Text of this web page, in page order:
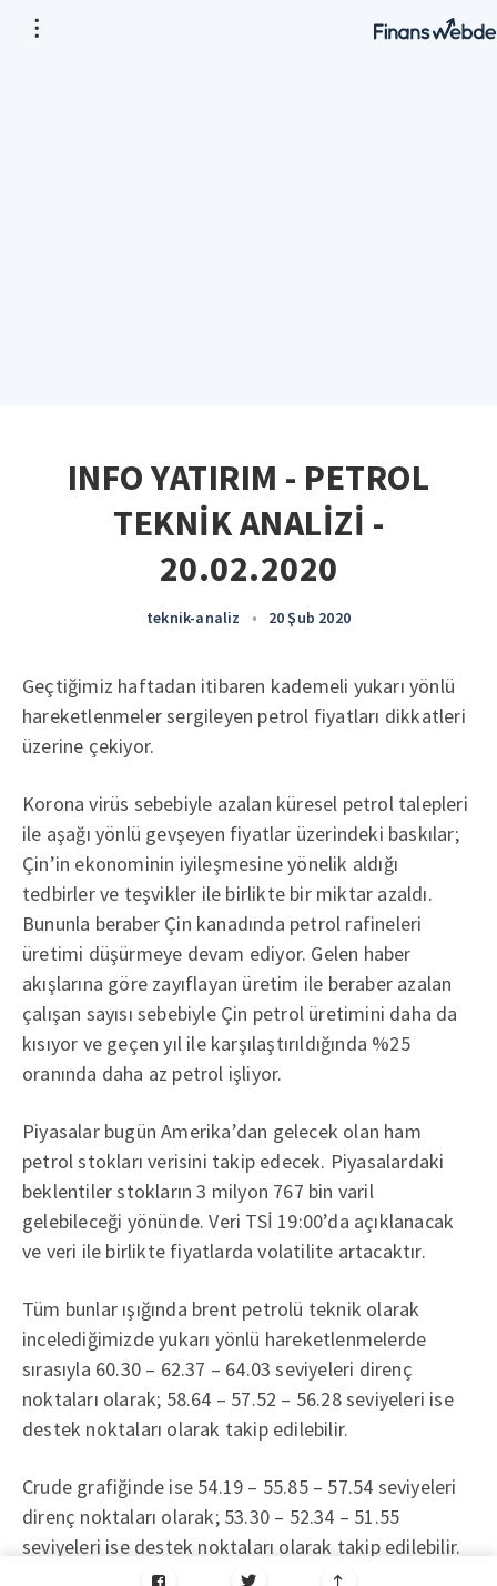
INFO YATIRIM - PETROL
TEKNİK ANALİZİ -
20.02.2020
teknik-analiz • 20 Şub 2020
Geçtiğimiz haftadan itibaren kademeli yukarı yönlü
hareketlenmeler sergileyen petrol fiyatları dikkatleri
üzerine çekiyor.
Korona virüs sebebiyle azalan küresel petrol talepleri
ile aşağı yönlü gevşeyen fiyatlar üzerindeki baskılar;
Çin’in ekonominin iyileşmesine yönelik aldığı
tedbirler ve teşvikler ile birlikte bir miktar azaldı.
Bununla beraber Çin kanadında petrol rafineleri
üretimi düşürmeye devam ediyor. Gelen haber
akışlarına göre zayıflayan üretim ile beraber azalan
çalışan sayısı sebebiyle Çin petrol üretimini daha da
kısıyor ve geçen yıl ile karşılaştırıldığında %25
oranında daha az petrol işliyor.
Piyasalar bugün Amerika’dan gelecek olan ham
petrol stokları verisini takip edecek. Piyasalardaki
beklentiler stokların 3 milyon 767 bin varil
gelebileceği yönünde. Veri TSİ 19:00’da açıklanacak
ve veri ile birlikte fiyatlarda volatilite artacaktır.
Tüm bunlar ışığında brent petrolü teknik olarak
incelediğimizde yukarı yönlü hareketlenmelerde
sırasıyla 60.30 – 62.37 – 64.03 seviyeleri direnç
noktaları olarak; 58.64 – 57.52 – 56.28 seviyeleri ise
destek noktaları olarak takip edilebilir.
Crude grafiğinde ise 54.19 – 55.85 – 57.54 seviyeleri
direnç noktaları olarak; 53.30 – 52.34 – 51.55
seviyeleri ise destek noktaları olarak takip edilebilir.